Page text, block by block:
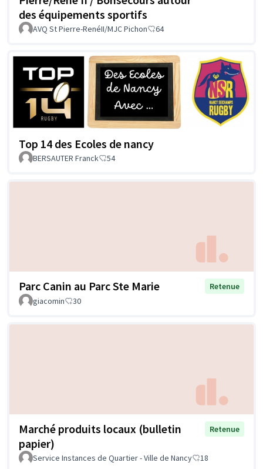
des équipements sportifs
AVQ St Pierre-RenéII/MJC Pichon 64
Top 14 des Ecoles de nancy
BERSAUTER Franck 54
Parc Canin au Parc Ste Marie
Retenue
giacomin
30
Marché produits locaux (bulletin
papier)
Retenue
Service Instances de Quartier - Ville de Nancy 18